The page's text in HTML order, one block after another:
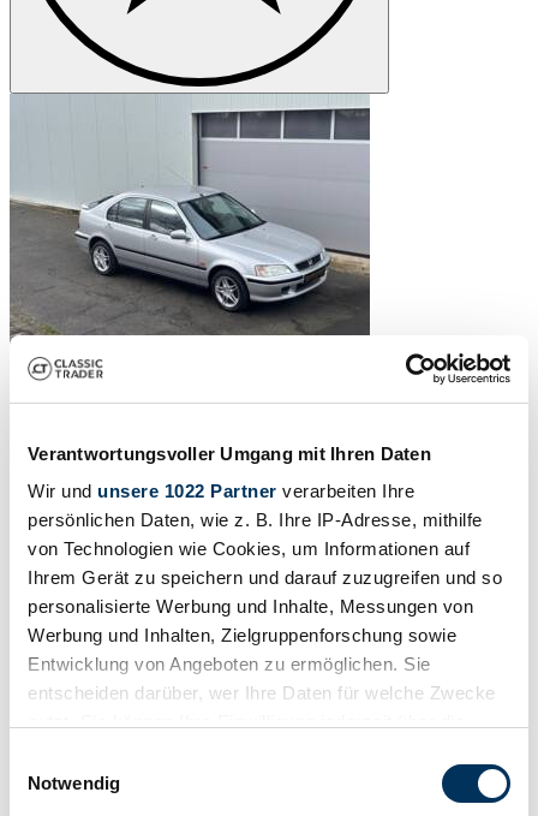
Verantwortungsvoller Umgang mit Ihren Daten
Wir und unsere 1022 Partner verarbeiten Ihre
persönlichen Daten, wie z. B. Ihre IP-Adresse, mithilfe
von Technologien wie Cookies, um Informationen auf
Ihrem Gerät zu speichern und darauf zuzugreifen und so
personalisierte Werbung und Inhalte, Messungen von
Werbung und Inhalten, Zielgruppenforschung sowie
Entwicklung von Angeboten zu ermöglichen. Sie
entscheiden darüber, wer Ihre Daten für welche Zwecke
Trigger Symbol ändern oder widerrufen
Notwendig
/50